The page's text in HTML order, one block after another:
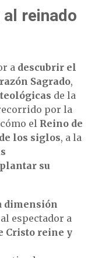
reinado
a descubrir el
Sagrado,
de la
por la
el Reino de
los siglos, a la
su
dimensión
espectador a
Cristo reine y